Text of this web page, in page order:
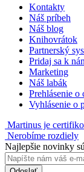
Kontakty
Náš príbeh
Náš blog
Knihovrátok
Partnerský
Pridaj sa k
Marketing
Náš labák
Prehlásenie o
Vyhlásenie o
Martinus je
Nerobíme rozdiely
Najlepšie novinky